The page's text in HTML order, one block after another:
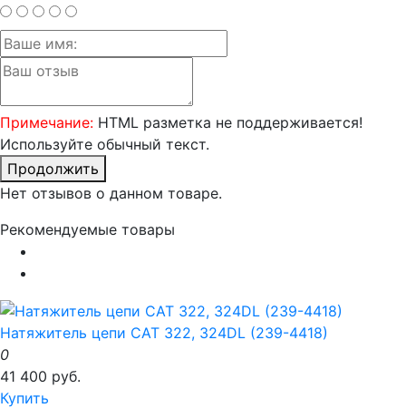
Примечание: HTML разметка не поддерживается!
Используйте обычный текст.
Продолжить
Нет отзывов о данном товаре.
Рекомендуемые товары
Натяжитель цепи CAT 322, 324DL (239-4418)
0
41 400 руб.
Купить